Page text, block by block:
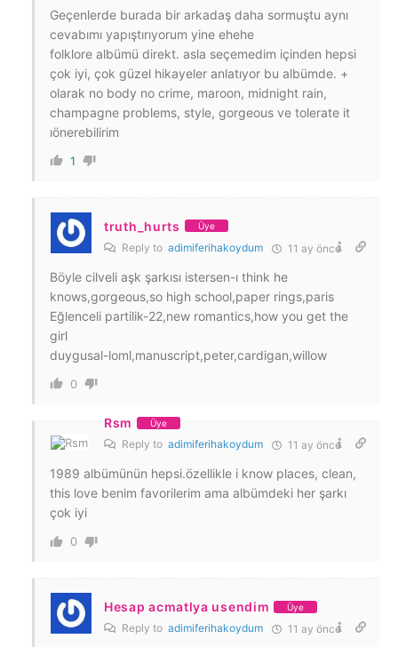
Geçenlerde burada bir arkadaş daha sormuştu aynı
cevabımı yapıştırıyorum yine ehehe
folklore albümü direkt. asla seçemedim içinden hepsi
çok iyi, çok güzel hikayeler anlatıyor bu albümde. +
olarak no body no crime, maroon, midnight rain,
champagne problems, style, gorgeous ve tolerate it
ıönerebilirim
1
truth_hurts Üye
Reply to adimiferihakoydum 11 ay önce
Böyle cilveli aşk şarkısı istersen-ı think he
knows,gorgeous,so high school,paper rings,paris
Eğlenceli partilik-22,new romantics,how you get the
girl
duygusal-loml,manuscript,peter,cardigan,willow
0
Rsm Üye
Reply to adimiferihakoydum 11 ay önce
1989 albümünün hepsi.özellikle i know places, clean,
this love benim favorilerim ama albümdeki her şarkı
çok iyi
0
Hesap acmatlya usendim Üye
Reply to adimiferihakoydum 11 ay önce